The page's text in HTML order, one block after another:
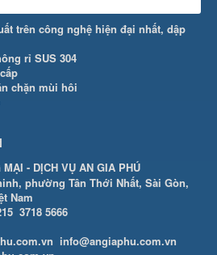
trên công nghệ hiện đại nhất, dập
rỉ SUS 304
chặn mùi hôi
- DỊCH VỤ AN GIA PHÚ
phường Tân Thới Nhất, Sài Gòn,
Nam
3718 5666
info@angiaphu.com.vn